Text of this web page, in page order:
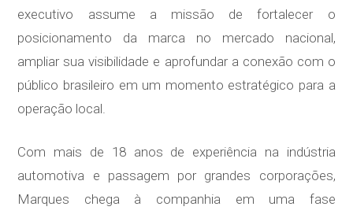
executivo assume a missão de fortalecer o
posicionamento da marca no mercado nacional,
ampliar sua visibilidade e aprofundar a conexão com o
público brasileiro em um momento estratégico para a
operação local.
Com mais de 18 anos de experiência na indústria
automotiva e passagem por grandes corporações,
Marques chega à companhia em uma fase